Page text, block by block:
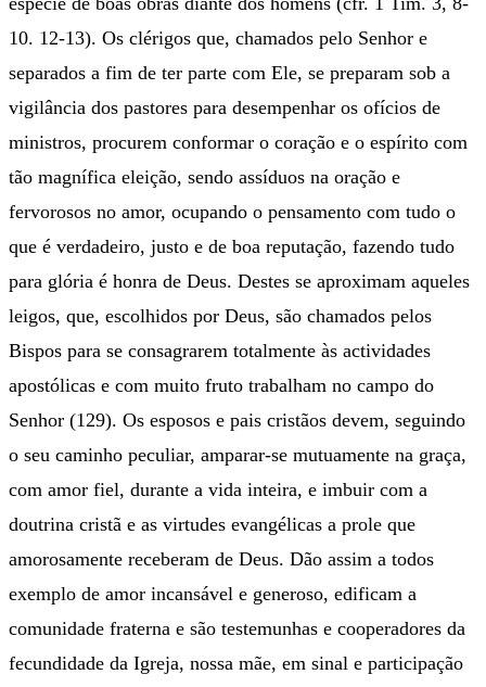
10. 12-13). Os clérigos que, chamados pelo Senhor e
separados a fim de ter parte com Ele, se preparam sob a
vigilância dos pastores para desempenhar os ofícios de
ministros, procurem conformar o coração e o espírito com
tão magnífica eleição, sendo assíduos na oração e
fervorosos no amor, ocupando o pensamento com tudo o
que é verdadeiro, justo e de boa reputação, fazendo tudo
para glória é honra de Deus. Destes se aproximam aqueles
leigos, que, escolhidos por Deus, são chamados pelos
Bispos para se consagrarem totalmente às actividades
apostólicas e com muito fruto trabalham no campo do
Senhor (129). Os esposos e pais cristãos devem, seguindo
o seu caminho peculiar, amparar-se mutuamente na graça,
com amor fiel, durante a vida inteira, e imbuir com a
doutrina cristã e as virtudes evangélicas a prole que
amorosamente receberam de Deus. Dão assim a todos
exemplo de amor incansável e generoso, edificam a
comunidade fraterna e são testemunhas e cooperadores da
fecundidade da Igreja, nossa mãe, em sinal e participação